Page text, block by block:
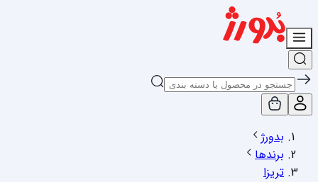
بدورژ
برندها
تریزا